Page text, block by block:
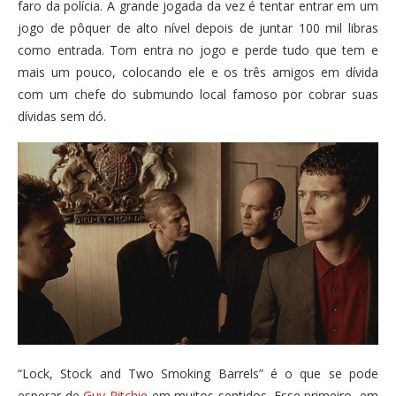
faro da polícia. A grande jogada da vez é tentar entrar em um
jogo de pôquer de alto nível depois de juntar 100 mil libras
como entrada. Tom entra no jogo e perde tudo que tem e
mais um pouco, colocando ele e os três amigos em dívida
com um chefe do submundo local famoso por cobrar suas
dívidas sem dó.
“Lock, Stock and Two Smoking Barrels” é o que se pode